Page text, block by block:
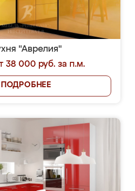
"Аврелия"
38 000 руб. за п.м.
ПОДРОБНЕЕ